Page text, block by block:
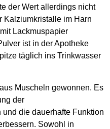
der Wert allerdings nicht
Kalziumkristalle im Harn
Lackmuspapier
ist in der Apotheke
täglich ins Trinkwasser
Muscheln gewonnen. Es
der
die dauerhafte Funktion
Sowohl in